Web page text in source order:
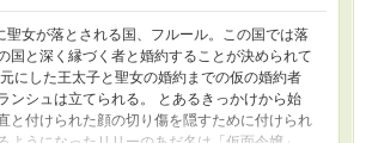
聖女が落とされる国、フルール。この国では落
国と深く縁づく者と婚約することが決められて
にした王太子と聖女の婚約までの仮の婚約者
ンシュは立てられる。 とあるきっかけから始
と付けられた顔の切り傷を隠すために付けられ